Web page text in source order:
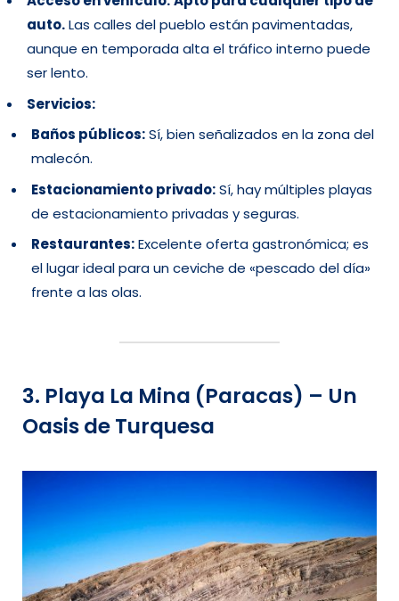
auto.Las calles del pueblo están pavimentadas,
aunque en temporada alta el tráfico interno puede
ser lento.
Servicios:
Baños públicos:Sí, bien señalizados en la zona del
malecón.
Estacionamiento privado:Sí, hay múltiples playas
de estacionamiento privadas y seguras.
Restaurantes:Excelente oferta gastronómica; es
el lugar ideal para un ceviche de «pescado del día»
frente a las olas.
3. Playa La Mina (Paracas) – Un
Oasis de Turquesa